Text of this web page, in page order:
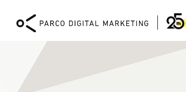
DIGITAL MARKETING